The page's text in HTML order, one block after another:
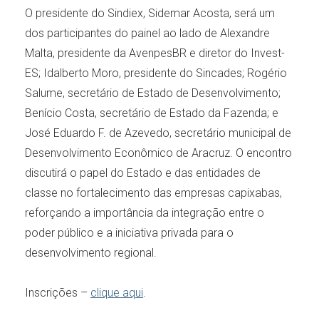
O presidente do Sindiex, Sidemar Acosta, será um
dos participantes do painel ao lado de Alexandre
Malta, presidente da AvenpesBR e diretor do Invest-
ES; Idalberto Moro, presidente do Sincades; Rogério
Salume, secretário de Estado de Desenvolvimento;
Benício Costa, secretário de Estado da Fazenda; e
José Eduardo F. de Azevedo, secretário municipal de
Desenvolvimento Econômico de Aracruz. O encontro
discutirá o papel do Estado e das entidades de
classe no fortalecimento das empresas capixabas,
reforçando a importância da integração entre o
poder público e a iniciativa privada para o
desenvolvimento regional.
Inscrições – clique aqui.